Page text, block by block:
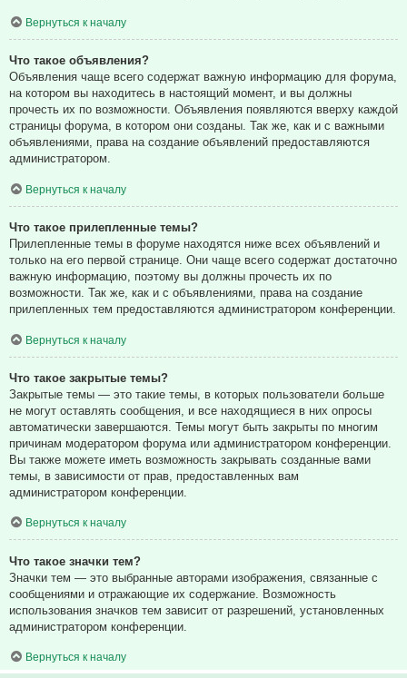
Вернуться к началу
Что такое объявления?
Объявления чаще всего содержат важную информацию для форума,
на котором вы находитесь в настоящий момент, и вы должны
прочесть их по возможности. Объявления появляются вверху каждой
страницы форума, в котором они созданы. Так же, как и с важными
объявлениями, права на создание объявлений предоставляются
администратором.
Вернуться к началу
Что такое прилепленные темы?
Прилепленные темы в форуме находятся ниже всех объявлений и
только на его первой странице. Они чаще всего содержат достаточно
важную информацию, поэтому вы должны прочесть их по
возможности. Так же, как и с объявлениями, права на создание
прилепленных тем предоставляются администратором конференции.
Вернуться к началу
Что такое закрытые темы?
Закрытые темы — это такие темы, в которых пользователи больше
не могут оставлять сообщения, и все находящиеся в них опросы
автоматически завершаются. Темы могут быть закрыты по многим
причинам модератором форума или администратором конференции.
Вы также можете иметь возможность закрывать созданные вами
темы, в зависимости от прав, предоставленных вам
администратором конференции.
Вернуться к началу
Что такое значки тем?
Значки тем — это выбранные авторами изображения, связанные с
сообщениями и отражающие их содержание. Возможность
использования значков тем зависит от разрешений, установленных
администратором конференции.
Вернуться к началу